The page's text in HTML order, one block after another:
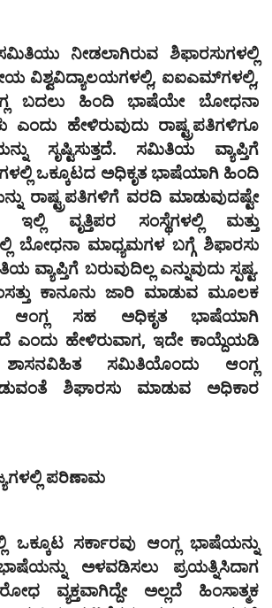
ನೀಡಲಾಗಿರುವ ಶಿಫಾರಸುಗಳಲ್ಲಿ
ವಿಶ್ವವಿದ್ಯಾಲಯಗಳಲ್ಲಿ, ಐಐಎಮ್‌ಗಳಲ್ಲಿ,
ಬದಲು ಹಿಂದಿ ಭಾಷೆಯೇ ಬೋಧನಾ
ಎಂದು ಹೇಳಿರುವುದು ರಾಷ್ಟ್ರಪತಿಗಳಿಗೂ
ಸೃಷ್ಟಿಸುತ್ತದೆ. ಸಮಿತಿಯ ವ್ಯಾಪ್ತಿಗೆ
ಒಕ್ಕೂಟದ ಅಧಿಕೃತ ಭಾಷೆಯಾಗಿ ಹಿಂದಿ
ರಾಷ್ಟ್ರಪತಿಗಳಿಗೆ ವರದಿ ಮಾಡುವುದಷ್ಟೇ
ಇಲ್ಲಿ ವೃತ್ತಿಪರ ಸಂಸ್ಥೆಗಳಲ್ಲಿ ಮತ್ತು
ಬೋಧನಾ ಮಾಧ್ಯಮಗಳ ಬಗ್ಗೆ ಶಿಫಾರಸು
ವ್ಯಾಪ್ತಿಗೆ ಬರುವುದಿಲ್ಲ ಎನ್ನುವುದು ಸ್ಪಷ್ಟ.
ಕಾನೂನು ಜಾರಿ ಮಾಡುವ ಮೂಲಕ
ಆಂಗ್ಲ ಸಹ ಅಧಿಕೃತ ಭಾಷೆಯಾಗಿ
ಎಂದು ಹೇಳಿರುವಾಗ, ಇದೇ ಕಾಯ್ದೆಯಡಿ
ಶಾಸನವಿಹಿತ ಸಮಿತಿಯೊಂದು ಆಂಗ್ಲ
ಶಿಘಾರಸು ಮಾಡುವ ಅಧಿಕಾರ
ಪರಿಣಾಮ
ಒಕ್ಕೂಟ ಸರ್ಕಾರವು ಆಂಗ್ಲ ಭಾಷೆಯನ್ನು
ಅಳವಡಿಸಲು ಪ್ರಯತ್ನಿಸಿದಾಗ
ವ್ಯಕ್ತವಾಗಿದ್ದೇ ಅಲ್ಲದೆ ಹಿಂಸಾತ್ಮಕ